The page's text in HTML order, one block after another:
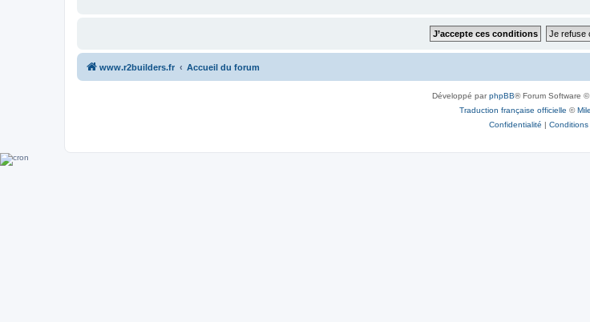
www.r2builders.fr Accueil du forum
Développé parphpBB® Forum Software
Traduction française officielle ©
Confidentialité | Conditions